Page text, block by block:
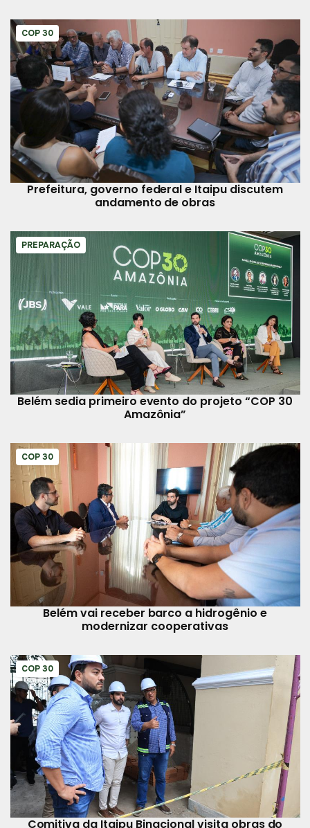
COP 30
Prefeitura, governo federal e Itaipu discutem
andamento de obras
PREPARAÇÃO
Belém sedia primeiro evento do projeto “COP 30
Amazônia”
COP 30
Belém vai receber barco a hidrogênio e
modernizar cooperativas
COP 30
Comitiva da Itaipu Binacional visita obras do